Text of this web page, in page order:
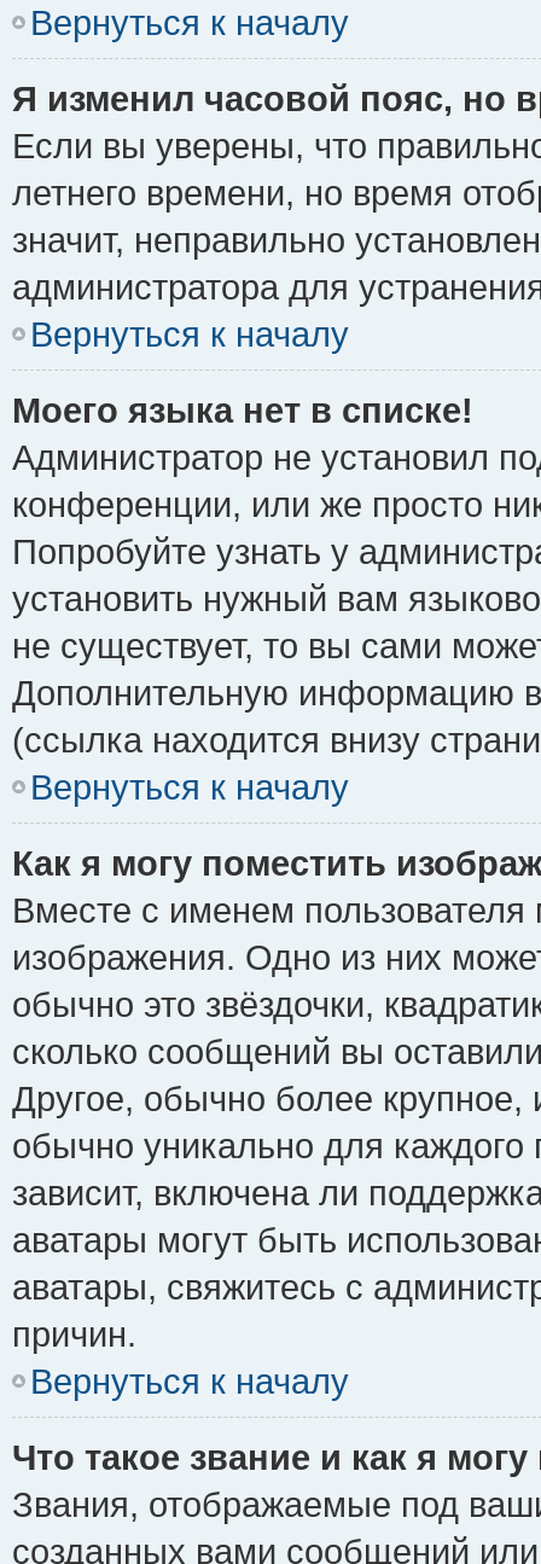
Вернуться к началу
Я изменил часовой пояс, но
Если вы уверены, что
летнего времени, но время
значит, неправильно
администратора для
Вернуться к началу
Моего языка нет в списке!
Администратор не установил
конференции, или же просто
Попробуйте узнать у
установить нужный вам
не существует, то вы сами
Дополнительную информацию
(ссылка находится внизу
Вернуться к началу
Как я могу поместить
Вместе с именем пользователя
изображения. Одно из них
обычно это звёздочки,
сколько сообщений вы
Другое, обычно более крупное,
обычно уникально для каждого
зависит, включена ли
аватары могут быть
аватары, свяжитесь с
причин.
Вернуться к началу
Что такое звание и как я
Звания, отображаемые под
созданных вами сообщений